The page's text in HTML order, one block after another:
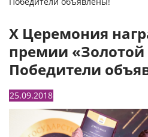
X Церемония
премии «Золотой
Победители
25.09.2018